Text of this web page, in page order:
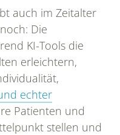
auch im Zeitalter
Die
KI-Tools die
erleichtern,
echter
Patienten und
stellen und